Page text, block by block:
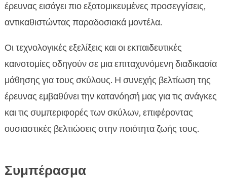
έρευνας εισάγει πιο εξατομικευμένες προσεγγίσεις,
αντικαθιστώντας παραδοσιακά μοντέλα.
Οι τεχνολογικές εξελίξεις και οι εκπαιδευτικές
καινοτομίες οδηγούν σε μια επιταχυνόμενη διαδικασία
μάθησης για τους σκύλους. Η συνεχής βελτίωση της
έρευνας εμβαθύνει την κατανόησή μας για τις ανάγκες
και τις συμπεριφορές των σκύλων, επιφέροντας
ουσιαστικές βελτιώσεις στην ποιότητα ζωής τους.
Συμπέρασμα